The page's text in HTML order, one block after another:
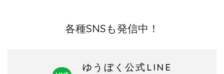
各種SNSも発信中！
ゆうぼく公式LINE